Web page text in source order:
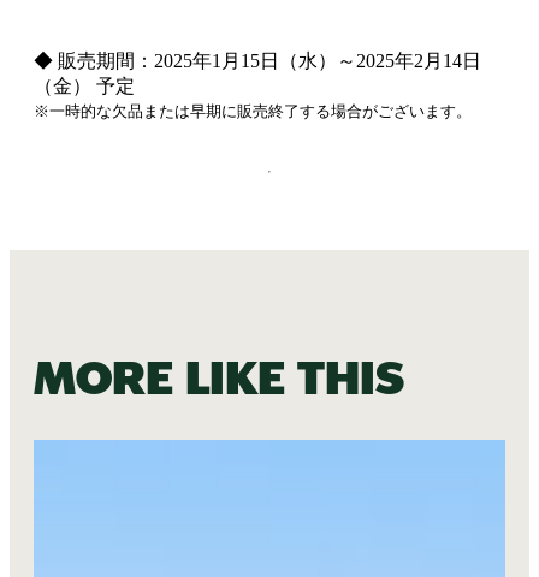
◆ 販売期間：2025年1月15日（水）～2025年2月14日
（金） 予定
※一時的な欠品または早期に販売終了する場合がございます。
More like this